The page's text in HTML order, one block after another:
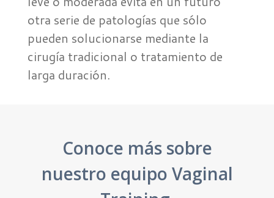
otra serie de patologías que sólo
pueden solucionarse mediante la
cirugía tradicional o tratamiento de
larga duración.
Conoce más sobre
nuestro equipo Vaginal